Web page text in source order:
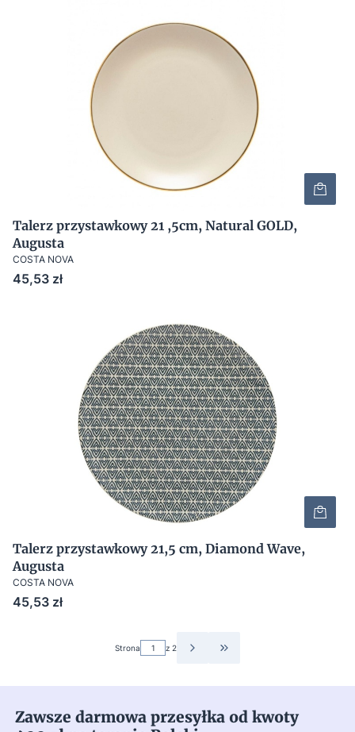
Talerz przystawkowy 21 ,5cm, Natural GOLD,
Augusta
COSTA NOVA
Cena
45,53 zł
Talerz przystawkowy 21,5 cm, Diamond Wave,
Augusta
COSTA NOVA
Cena
45,53 zł
Strona z 2 PRZEJDŹ DO OSTATNIEJ
Zawsze darmowa przesyłka od kwoty